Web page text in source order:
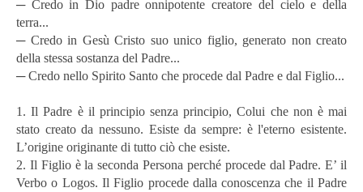
─ Credo in Dio padre onnipotente creatore del cielo e della
terra...
─ Credo in Gesù Cristo suo unico figlio, generato non creato
della stessa sostanza del Padre...
─ Credo nello Spirito Santo che procede dal Padre e dal Figlio...
1. Il Padre è il principio senza principio, Colui che non è mai
stato creato da nessuno. Esiste da sempre: è l'eterno esistente.
L’origine originante di tutto ciò che esiste.
2. Il Figlio è la seconda Persona perché procede dal Padre. E’ il
Verbo o Logos. Il Figlio procede dalla conoscenza che il Padre